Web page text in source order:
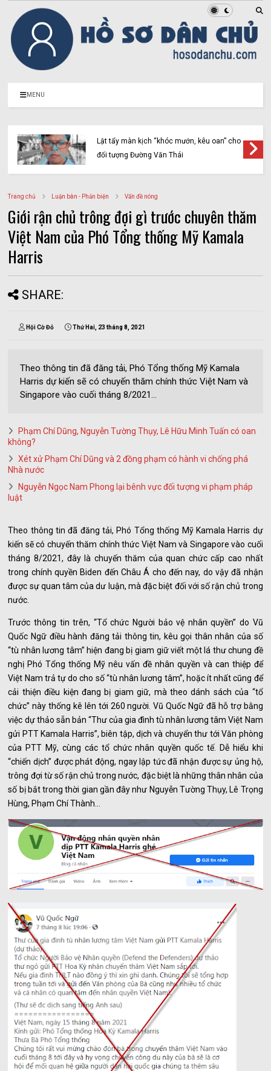
MENU
Lật tẩy màn kịch “khóc mướn, kêu oan” cho
đối tượng Đường Văn Thái
Trang chủ Luận bàn - Phản biện Vấn đề nóng
Giới rận chủ trông đợi gì trước chuyên thăm
Việt Nam của Phó Tổng thống Mỹ Kamala
Harris
SHARE:
Hội Cờ Đỏ Thứ Hai, 23 tháng 8, 2021
Theo thông tin đã đăng tải, Phó Tổng thống Mỹ Kamala
Harris dự kiến sẽ có chuyến thăm chính thức Việt Nam và
Singapore vào cuối tháng 8/2021...
Phạm Chí Dũng, Nguyễn Tường Thụy, Lê Hữu Minh Tuấn có oan
không?
Xét xử Phạm Chí Dũng và 2 đồng phạm có hành vi chống phá
Nhà nước
Nguyễn Ngọc Nam Phong lại bênh vực đối tượng vi phạm pháp
luật
Theo thông tin đã đăng tải, Phó Tổng thống Mỹ Kamala Harris dự
kiến sẽ có chuyến thăm chính thức Việt Nam và Singapore vào cuối
tháng 8/2021, đây là chuyến thăm của quan chức cấp cao nhất
trong chính quyền Biden đến Châu Á cho đến nay, do vậy đã nhận
được sự quan tâm của dư luận, mà đặc biệt đối với số rận chủ trong
nước.
Trước thông tin trên, “Tổ chức Người bảo vệ nhân quyền” do Vũ
Quốc Ngữ điều hành đăng tải thông tin, kêu gọi thân nhân của số
“tù nhân lương tâm” hiện đang bị giam giữ viết một lá thư chung đề
nghị Phó Tổng thống Mỹ nêu vấn đề nhân quyền và can thiệp để
Việt Nam trả tự do cho số “tù nhân lương tâm”, hoặc ít nhất cũng để
cải thiện điều kiện đang bị giam giữ, mà theo dánh sách của “tổ
chức” này thống kê lên tới 260 người. Vũ Quốc Ngữ đã hỗ trợ bằng
việc dự thảo sẵn bản “Thư của gia đình tù nhân lương tâm Việt Nam
gửi PTT Kamala Harris”, biên tập, dịch và chuyển thư tới Văn phòng
của PTT Mỹ, cùng các tổ chức nhân quyền quốc tế. Dễ hiểu khi
“chiến dịch” được phát động, ngay lập tức đã nhận được sự ủng hộ,
trông đợi từ số rận chủ trong nước, đặc biệt là những thân nhân của
số bị bắt trong thời gian gần đây như Nguyễn Tường Thụy, Lê Trọng
Hùng, Phạm Chí Thành…